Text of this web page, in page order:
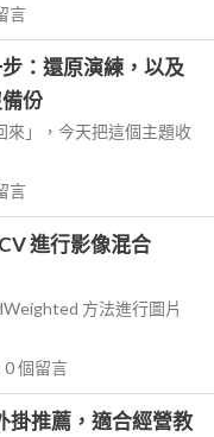
言
：還原演練，以及
份
來」，今天把這個主題收
言
進行影像混合
方法進行圖片
0個留言
掛推薦，適合經營教